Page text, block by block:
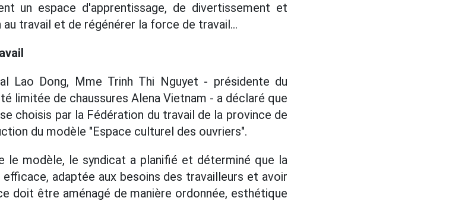
un espace d'apprentissage, de divertissement et
travail et de régénérer la force de travail...
Lao Dong, Mme Trinh Thi Nguyet - présidente du
limitée de chaussures Alena Vietnam - a déclaré que
choisis par la Fédération du travail de la province de
du modèle "Espace culturel des ouvriers".
le modèle, le syndicat a planifié et déterminé que la
adaptée aux besoins des travailleurs et avoir
doit être aménagé de manière ordonnée, esthétique